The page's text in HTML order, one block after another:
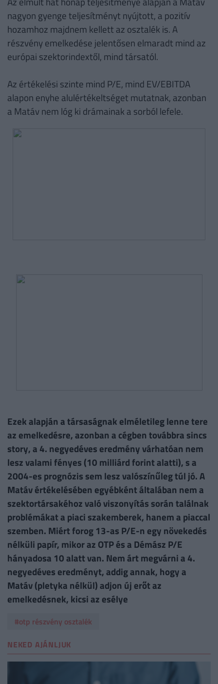
nagyon gyenge teljesítményt nyújtott, a pozitív
hozamhoz majdnem kellett az osztalék is. A
részvény emelkedése jelentősen elmaradt mind az
európai szektorindextől, mind társatól.
Az értékelési szinte mind P/E, mind EV/EBITDA
alapon enyhe alulértékeltséget mutatnak, azonban
a Matáv nem lóg ki drámainak a sorból lefele.
Ezek alapján a társaságnak elméletileg lenne tere
az emelkedésre, azonban a cégben továbbra sincs
story, a 4. negyedéves eredmény várhatóan nem
lesz valami fényes (10 milliárd forint alatti), s a
2004-es prognózis sem lesz valószínűleg túl jó. A
Matáv értékelésében egyébként általában nem a
szektortársakéhoz való viszonyítás során találnak
problémákat a piaci szakemberek, hanem a piaccal
szemben. Miért forog 13-as P/E-n egy növekedés
nélküli papír, mikor az OTP és a Démász P/E
hányadosa 10 alatt van. Nem árt megvárni a 4.
negyedéves eredményt, addig annak, hogy a
Matáv (pletyka nélkül) adjon új erőt az
emelkedésnek, kicsi az esélye
#otp részvény osztalék
NEKED AJÁNLJUK